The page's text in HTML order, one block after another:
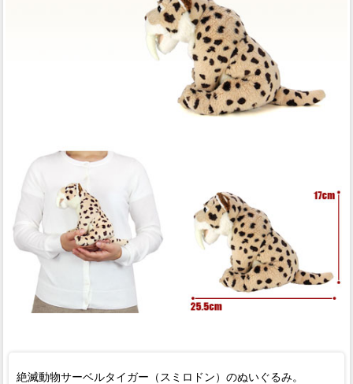
絶滅動物サーベルタイガー（スミロドン）のぬいぐるみ。